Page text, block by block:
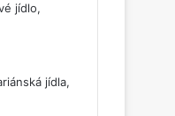
jídlo,
jídla,